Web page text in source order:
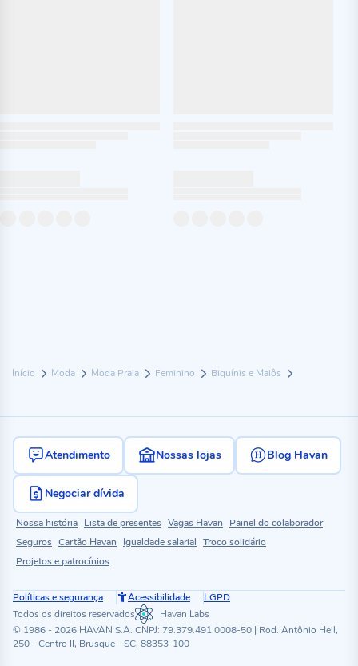
Início Moda Moda Praia Feminino Biquínis e Maiôs
Atendimento Nossas lojas Blog Havan
Negociar dívida
Nossa história Lista de presentes Vagas Havan
Painel do colaborador
Seguros Cartão Havan Igualdade salarial Troco solidário
Projetos e patrocínios
Políticas e segurança Acessibilidade
LGPD
Todos os direitos reservados
Havan Labs
© 1986 - 2026 HAVAN S.A. CNPJ: 79.379.491.0008-50 | Rod. Antônio Heil,
250 - Centro II, Brusque - SC, 88353-100